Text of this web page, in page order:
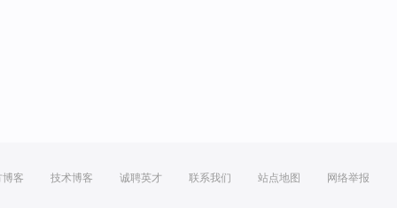
博客 技术博客 诚聘英才 联系我们 站点地图 网络举报